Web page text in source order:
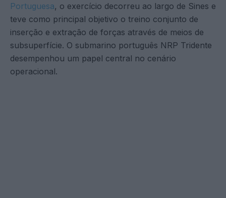
Portuguesa, o exercício decorreu ao largo de Sines e
teve como principal objetivo o treino conjunto de
inserção e extração de forças através de meios de
subsuperfície. O submarino português NRP Tridente
desempenhou um papel central no cenário
operacional.